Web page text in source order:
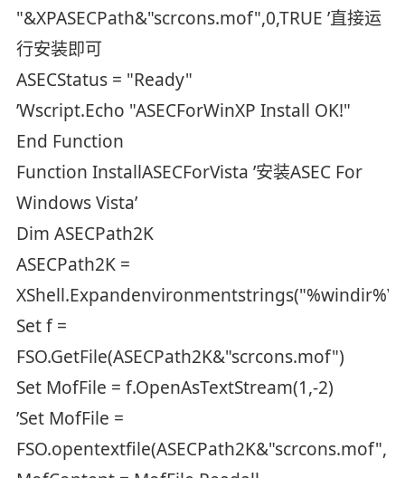
"&XPASECPath&"scrcons.mof",0,TRUE ’直接运
行安装即可
ASECStatus = "Ready"
’Wscript.Echo "ASECForWinXP Install OK!"
End Function
Function InstallASECForVista ’安装ASEC For
Windows Vista’
Dim ASECPath2K
ASECPath2K =
Set f =
FSO.GetFile(ASECPath2K&"scrcons.mof")
Set MofFile = f.OpenAsTextStream(1,-2)
’Set MofFile =